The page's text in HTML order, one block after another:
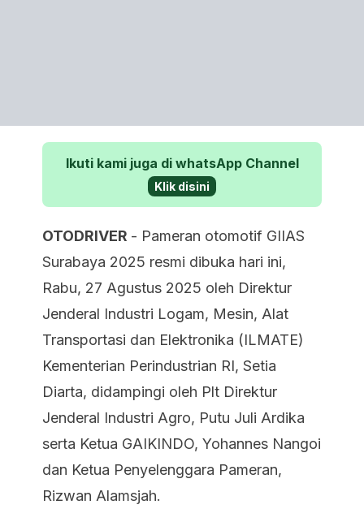
Ikuti kami juga di whatsApp Channel
Klik disini
OTODRIVER - Pameran otomotif GIIAS
Surabaya 2025 resmi dibuka hari ini,
Rabu, 27 Agustus 2025 oleh Direktur
Jenderal Industri Logam, Mesin, Alat
Transportasi dan Elektronika (ILMATE)
Kementerian Perindustrian RI, Setia
Diarta, didampingi oleh Plt Direktur
Jenderal Industri Agro, Putu Juli Ardika
serta Ketua GAIKINDO, Yohannes Nangoi
dan Ketua Penyelenggara Pameran,
Rizwan Alamsjah.